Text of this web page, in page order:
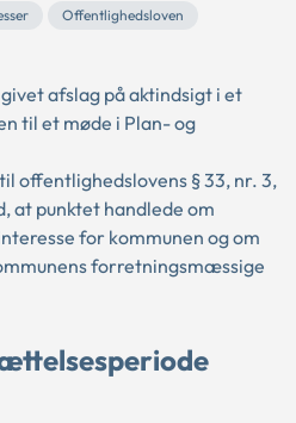
Offentlighedsloven
afslag på aktindsigt i et
til et møde i Plan- og
offentlighedslovens § 33, nr. 3,
at punktet handlede om
for kommunen og om
forretningsmæssige